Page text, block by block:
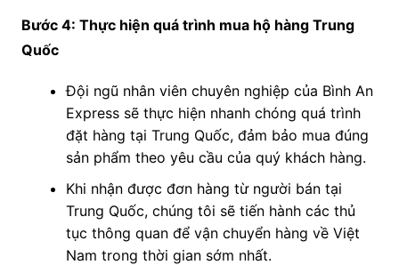
Bước 4: Thực hiện quá trình mua hộ hàng Trung
Quốc
Đội ngũ nhân viên chuyên nghiệp của Bình An
Express sẽ thực hiện nhanh chóng quá trình
đặt hàng tại Trung Quốc, đảm bảo mua đúng
sản phẩm theo yêu cầu của quý khách hàng.
Khi nhận được đơn hàng từ người bán tại
Trung Quốc, chúng tôi sẽ tiến hành các thủ
tục thông quan để vận chuyển hàng về Việt
Nam trong thời gian sớm nhất.